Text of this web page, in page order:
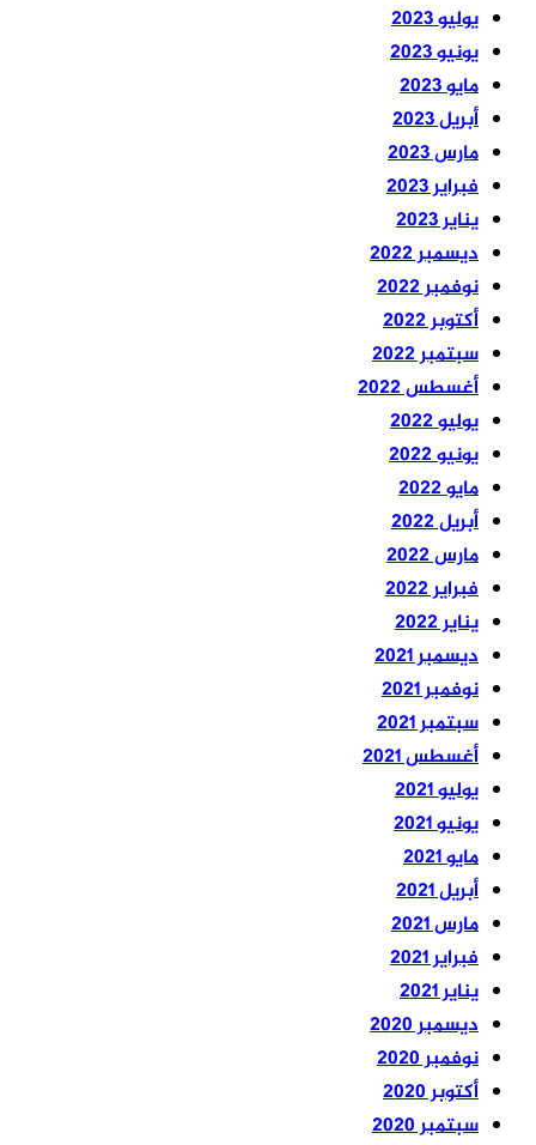
يوليو 2023
يونيو 2023
مايو 2023
أبريل 2023
مارس 2023
فبراير 2023
يناير 2023
ديسمبر 2022
نوفمبر 2022
أكتوبر 2022
سبتمبر 2022
أغسطس 2022
يوليو 2022
يونيو 2022
مايو 2022
أبريل 2022
مارس 2022
فبراير 2022
يناير 2022
ديسمبر 2021
نوفمبر 2021
سبتمبر 2021
أغسطس 2021
يوليو 2021
يونيو 2021
مايو 2021
أبريل 2021
مارس 2021
فبراير 2021
يناير 2021
ديسمبر 2020
نوفمبر 2020
أكتوبر 2020
سبتمبر 2020